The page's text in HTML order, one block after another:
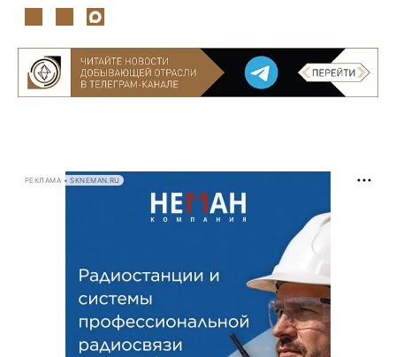
РЕКЛАМА • SKNEMAN.RU